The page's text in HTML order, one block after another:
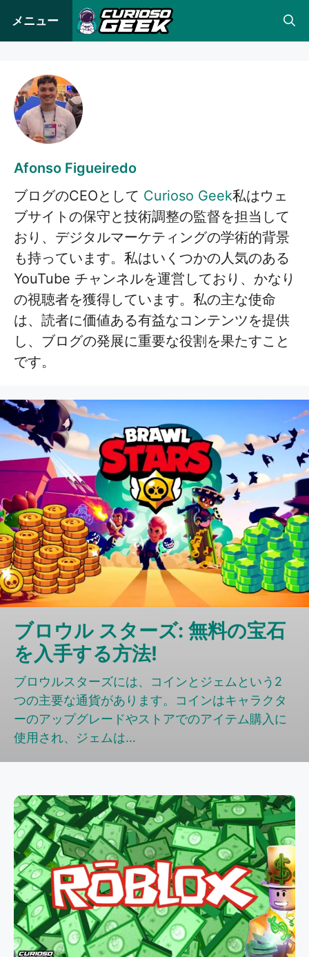
ン
メニュー
Afonso Figueiredo
ブログのCEOとして Curioso Geek私はウェ
ブサイトの保守と技術調整の監督を担当して
おり、デジタルマーケティングの学術的背景
も持っています。私はいくつかの人気のある
YouTube チャンネルを運営しており、かなり
の視聴者を獲得しています。私の主な使命
は、読者に価値ある有益なコンテンツを提供
し、ブログの発展に重要な役割を果たすこと
です。
ブロウル スターズ: 無料の宝石
を入手する方法!
ブロウルスターズには、コインとジェムという2
つの主要な通貨があります。コインはキャラクタ
ーのアップグレードやストアでのアイテム購入に
使用され、ジェムは…